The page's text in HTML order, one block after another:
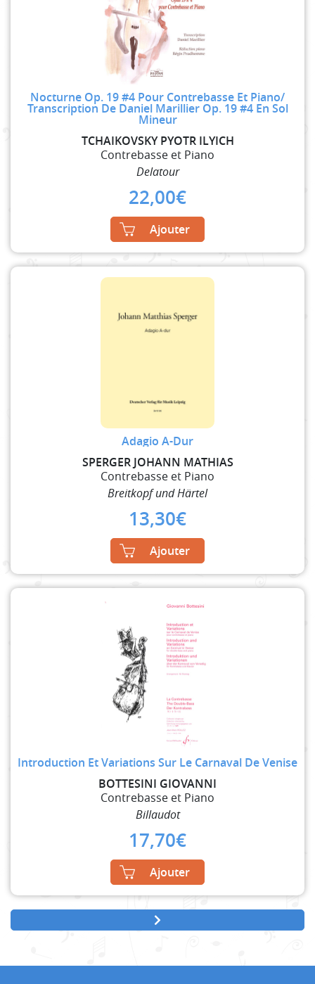
Nocturne Op. 19 #4 Pour Contrebasse Et Piano/
Transcription De Daniel Marillier Op. 19 #4 En Sol
Mineur
TCHAIKOVSKY PYOTR ILYICH
Contrebasse et Piano
Delatour
22,00€
Ajouter
Adagio A-Dur
SPERGER JOHANN MATHIAS
Contrebasse et Piano
Breitkopf und Härtel
13,30€
Ajouter
Introduction Et Variations Sur Le Carnaval De Venise
BOTTESINI GIOVANNI
Contrebasse et Piano
Billaudot
17,70€
Ajouter